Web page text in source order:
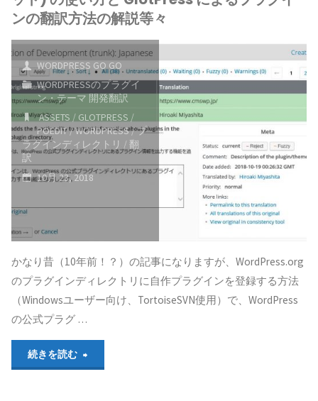
ンの翻訳方法の解説等々
WORDPRESS GO GO
WORDPRESSのプラグイ
ン・テーマ 開発翻訳
ASSETS / GLOTPRESS /
POEDIT/WORDPRESS/プ
ラグインディレクトリ /翻
訳
10月 23, 2018
かなり昔（10年前！？）の記事になりますが、WordPress.org
のプラグインディレクトリに自作プラグインを登録する方法
（Windowsユーザー向け、TortoiseSVN使用）で、WordPress
の公式プラグ …
続きを読む